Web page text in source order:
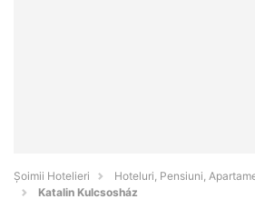
Șoimii Hotelieri
Hoteluri, Pensiuni,
Katalin Kulcsosház